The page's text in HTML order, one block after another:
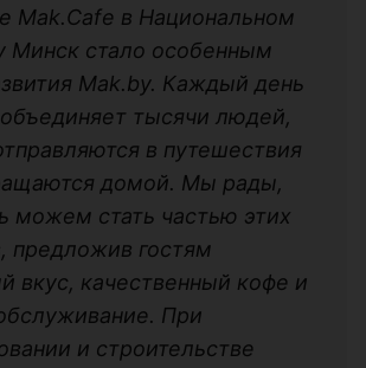
Mak.Cafe в Национальном
Минск стало особенным
Mak.by. Каждый день
тысячи людей,
в путешествия
домой. Мы рады,
можем стать частью этих
предложив гостям
вкус, качественный кофе и
При
и строительстве